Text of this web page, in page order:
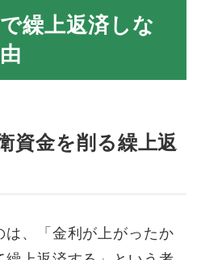
繰上返済しな
資金を削る繰上返
、「金利が上がったか